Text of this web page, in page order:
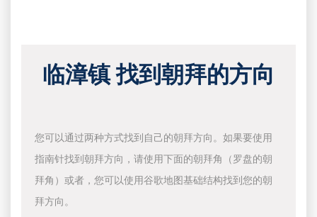
临漳镇 找到朝拜的方向
您可以通过两种方式找到自己的朝拜方向。如果要使用
指南针找到朝拜方向，请使用下面的朝拜角（罗盘的朝
拜角）或者，您可以使用谷歌地图基础结构找到您的朝
拜方向。